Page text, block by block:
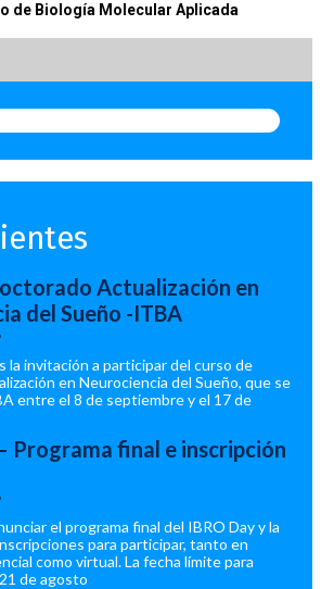
de Biología Molecular Aplicada
Actualización en
del Sueño -ITBA
la invitación a participar del curso de
en Neurociencia del Sueño, que se
entre el 8 de septiembre y el 17 de
Programa final e inscripción
el programa final del IBRO Day y la
para participar, tanto en
como virtual. La fecha límite para
de agosto